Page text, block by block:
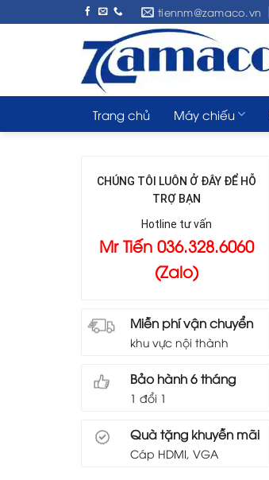
to
tiennm@zamaco.vn
Trang chủ Máy chiếu
CHÚNG TÔI LUÔN Ở ĐÂY ĐỂ HỖ
TRỢ BẠN
Hotline tư vấn
Mr Tiến 036.328.6060
(Zalo)
Miễn phí vận chuyển
khu vực nội thành
Bảo hành 6 tháng
1 đổi 1
Quà tặng khuyễn mãi
Cáp HDMI, VGA